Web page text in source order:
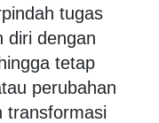
tugas
diri dengan
tetap
perubahan
transformasi